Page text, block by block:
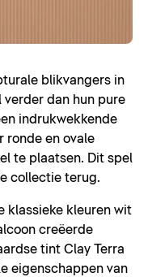
blikvangers in
verder dan hun pure
indrukwekkende
ronde en ovale
te plaatsen. Dit spel
collectie terug.
klassieke kleuren wit
creëerde
tint Clay Terra
eigenschappen van